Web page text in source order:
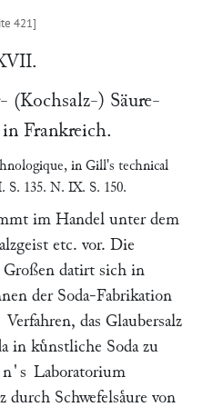
(Kochsalz-) Säure-
Frankreich.
, in Gill's technical
S. 135. N. IX. S. 150.
im Handel unter dem
etc. vor. Die
Großen datirt sich in
der Soda-Fabrikation
Verfahren, das Glaubersalz
in kuͤnstliche Soda zu
Laboratorium
durch Schwefelsaͤure von